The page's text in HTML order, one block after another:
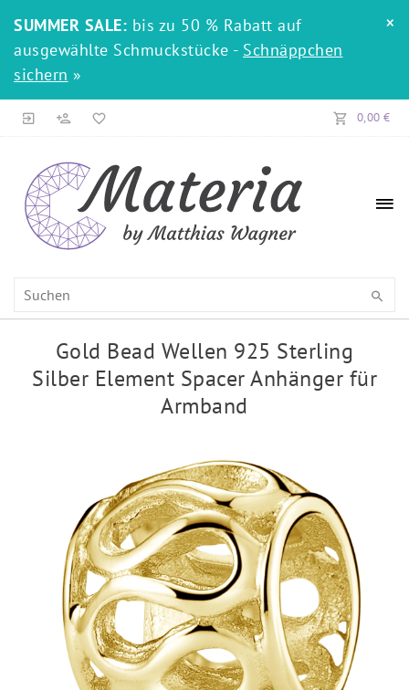
SUMMER SALE: bis zu 50 % Rabatt auf
ausgewählte Schmuckstücke - Schnäppchen
sichern »
×
0,00 €
Gold Bead Wellen 925 Sterling
Silber Element Spacer Anhänger für
Armband